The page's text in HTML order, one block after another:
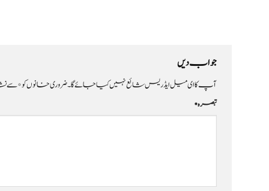
جواب دیں
آپ کا ای میل ایڈریس شائع نہیں کیا جائے گا۔ضروری خانوں کو*سے
تبصرہ*